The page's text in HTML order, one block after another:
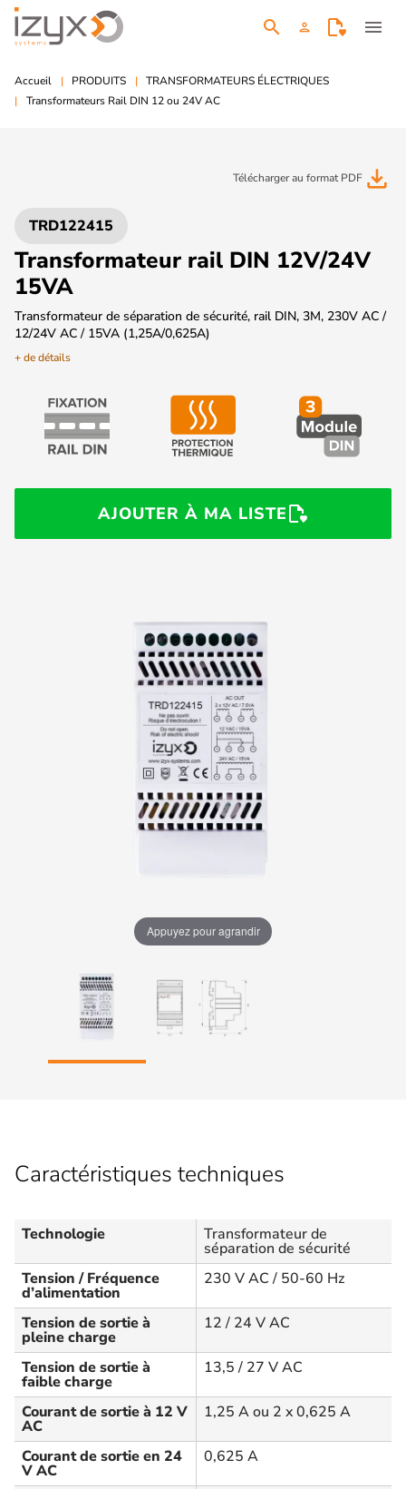
search person menu
Accueil PRODUITS
TRANSFORMATEURS ÉLECTRIQUES
Transformateurs Rail DIN 12 ou 24V AC
Télécharger au format PDF file_download
TRD122415
Transformateur rail DIN 12V/24V
15VA
Transformateur de séparation de sécurité, rail DIN, 3M, 230V AC /
12/24V AC / 15VA (1,25A/0,625A)
+ de détails
AJOUTER À MA LISTE
Appuyez pour agrandir
Caractéristiques techniques
Technologie Transformateur de
séparation de sécurité
Tension / Fréquence
d’alimentation
230 V AC / 50-60 Hz
Tension de sortie à
pleine charge
12 / 24 V AC
Tension de sortie à
faible charge
13,5 / 27 V AC
Courant de sortie à 12 V
AC
1,25 A ou 2 x 0,625 A
Courant de sortie en 24
V AC
0,625 A